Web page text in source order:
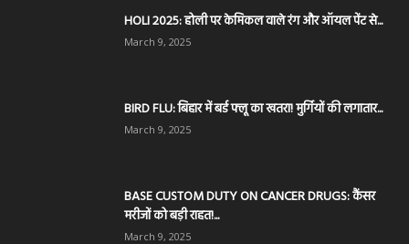
HOLI 2025: होली पर केमिकल वाले रंग और ऑयल पेंट से...
March 9, 2025
BIRD FLU: बिहार में बर्ड फ्लू का खतरा! मुर्गियों की लगातार...
March 9, 2025
BASE CUSTOM DUTY ON CANCER DRUGS: कैंसर
मरीजों को बड़ी राहत!...
March 9, 2025